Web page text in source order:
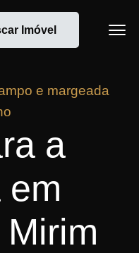
Imóvel
e margeada
a
em